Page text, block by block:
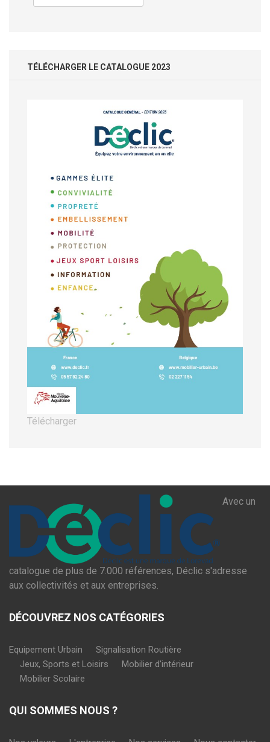
TÉLÉCHARGER LE CATALOGUE 2023
Télécharger
Avec un
catalogue de plus de 7.000 références, Déclic s'adresse
aux collectivités et aux entreprises.
DÉCOUVREZ NOS CATÉGORIES
Equipement Urbain
Signalisation Routière
Jeux, Sports et Loisirs
Mobilier d'intérieur
Mobilier Scolaire
QUI SOMMES NOUS ?